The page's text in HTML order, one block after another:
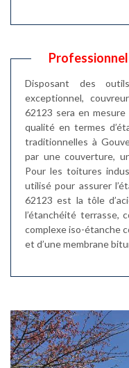
Disposant des
exceptionnel,
62123 sera en
qualité en termes
traditionnelles à
par une couverture,
Pour les toitures
utilisé pour assurer
62123 est la tôle
l’étanchéité terrasse,
complexe iso-étanche
et d’une membrane